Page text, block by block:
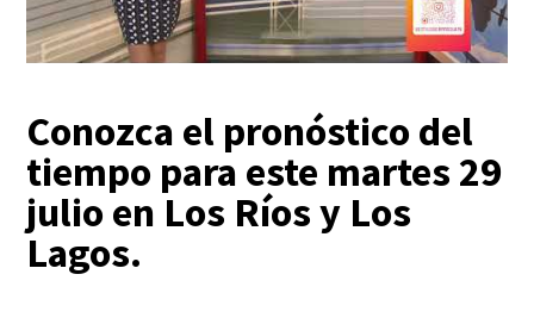
Conozca el pronóstico del
tiempo para este martes 29
julio en Los Ríos y Los
Lagos.